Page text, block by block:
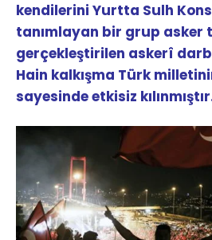
kendilerini Yurtta Sulh
tanımlayan bir grup asker
gerçekleştirilen askerî
Hain kalkışma Türk
sayesinde etkisiz